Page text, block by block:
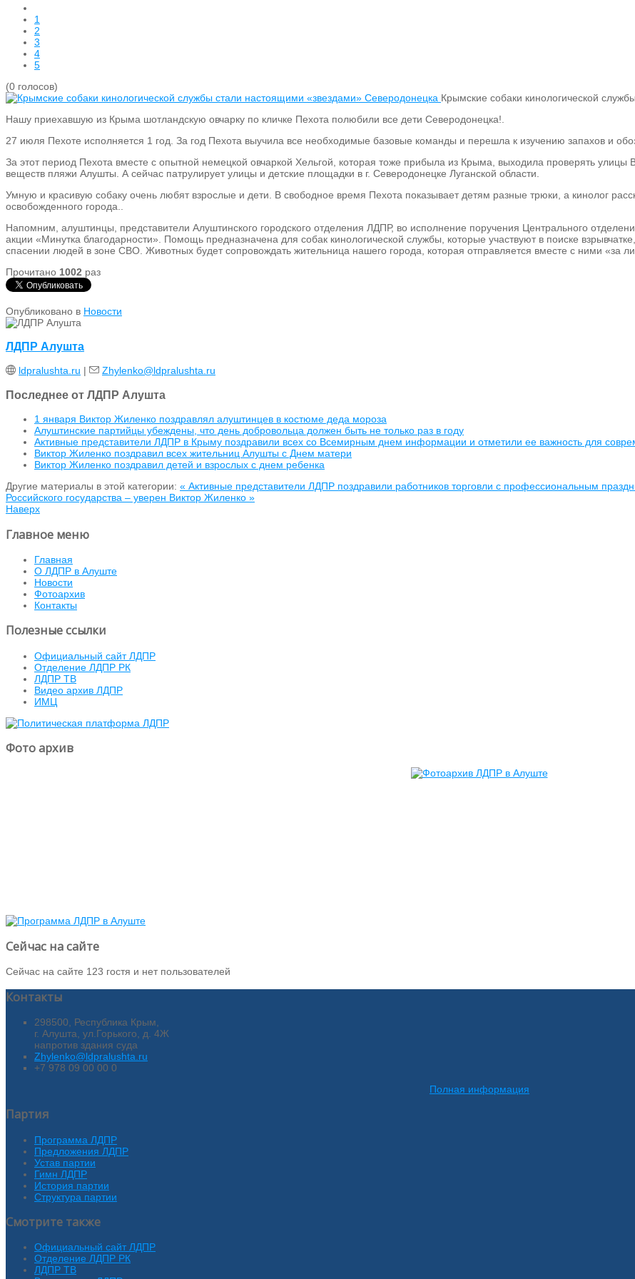
1
2
3
4
5
(0 голосов)
Крымские собаки кинологической
Нашу приехавшую из Крыма шотландскую овчарку по кличке Пехота полюбили все дети Северодонецка!.
27 июля Пехоте исполняется 1 год. За год Пехота выучила все необходимые базовые команды и перешла к изучению запахов и
За этот период Пехота вместе с опытной немецкой овчаркой Хельгой, которая тоже прибыла из Крыма, выходила проверять
веществ пляжи Алушты. А сейчас патрулирует улицы и детские площадки в г. Северодонецке Луганской области.
Умную и красивую собаку очень любят взрослые и дети. В свободное время Пехота показывает детям разные трюки, а кинолог
освобожденного города..
Напомним, алуштинцы, представители Алуштинского городского отделения ЛДПР, во исполнение поручения Центрального
акции «Минутка благодарности». Помощь предназначена для собак кинологической службы, которые участвуют в поиске
спасении людей в зоне СВО. Животных будет сопровождать жительница нашего города, которая отправляется вместе с ними «за
Прочитано 1002 раз
Опубликовано в Новости
ЛДПР Алушта
ldpralushta.ru | Zhylenko@ldpralushta.ru
Последнее от ЛДПР Алушта
1 января Виктор Жиленко поздравлял алуштинцев в костюме деда мороза
Алуштинские партийцы убеждены, что день добровольца должен быть не только раз в году
Активные представители ЛДПР в Крыму поздравили всех со Всемирным днем информации и отметили ее важность для
Виктор Жиленко поздравил всех жительниц Алушты с Днем матери
Виктор Жиленко поздравил детей и взрослых с днем ребенка
Другие материалы в этой категории: « Активные представители ЛДПР поздравили работников торговли с профессиональным
Российского государства – уверен Виктор Жиленко »
Наверх
Главное меню
Главная
О ЛДПР в Алуште
Новости
Фотоархив
Контакты
Полезные ссылки
Официальный сайт ЛДПР
Отделение ЛДПР РК
ЛДПР ТВ
Видео архив ЛДПР
ИМЦ
Фото архив
Сейчас на сайте
Сейчас на сайте 123 гостя и нет пользователей
Контакты
298500, Республика Крым,
г. Алушта, ул.Горького, д. 4Ж
напротив здания суда
Zhylenko@ldpralushta.ru
+7 978 09 00 00 0
Полная информация
Партия
Программа ЛДПР
Предложения ЛДПР
Устав партии
Гимн ЛДПР
История партии
Структура партии
Смотрите также
Официальный сайт ЛДПР
Отделение ЛДПР РК
ЛДПР ТВ